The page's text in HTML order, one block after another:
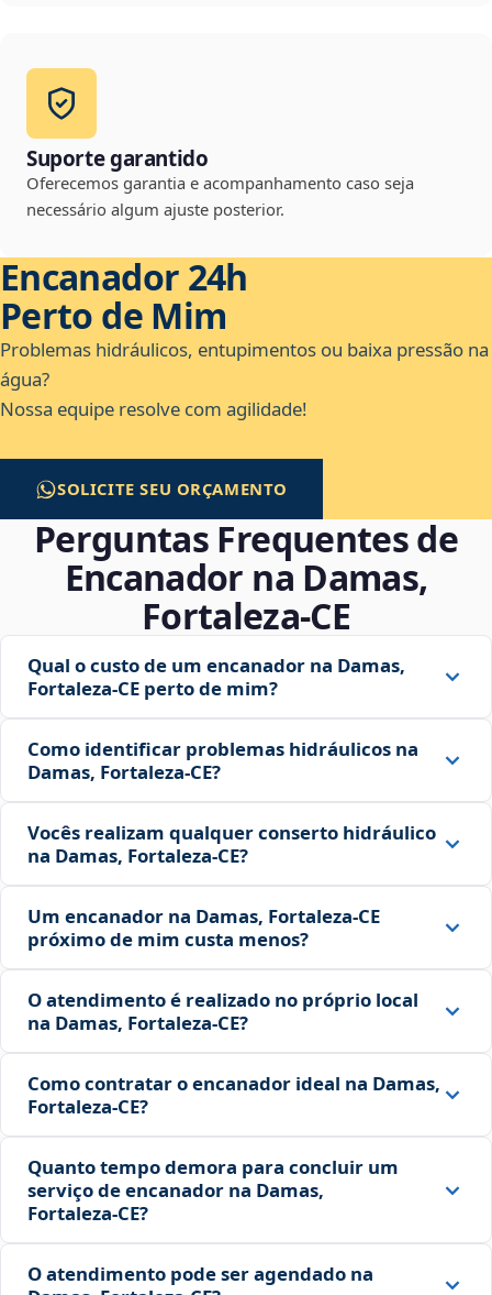
Suporte garantido
Oferecemos garantia e acompanhamento caso seja
necessário algum ajuste posterior.
Encanador 24h
Perto de Mim
Problemas hidráulicos, entupimentos ou baixa pressão na
água?
Nossa equipe resolve com agilidade!
SOLICITE SEU ORÇAMENTO
Perguntas Frequentes de
Encanador na Damas,
Fortaleza‑CE
Qual o custo de um encanador na Damas,
Fortaleza‑CE perto de mim?
Como identificar problemas hidráulicos na
Damas, Fortaleza‑CE?
Vocês realizam qualquer conserto hidráulico
na Damas, Fortaleza‑CE?
Um encanador na Damas, Fortaleza‑CE
próximo de mim custa menos?
O atendimento é realizado no próprio local
na Damas, Fortaleza‑CE?
Como contratar o encanador ideal na Damas,
Fortaleza‑CE?
Quanto tempo demora para concluir um
serviço de encanador na Damas,
Fortaleza‑CE?
O atendimento pode ser agendado na